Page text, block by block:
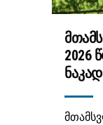
2026